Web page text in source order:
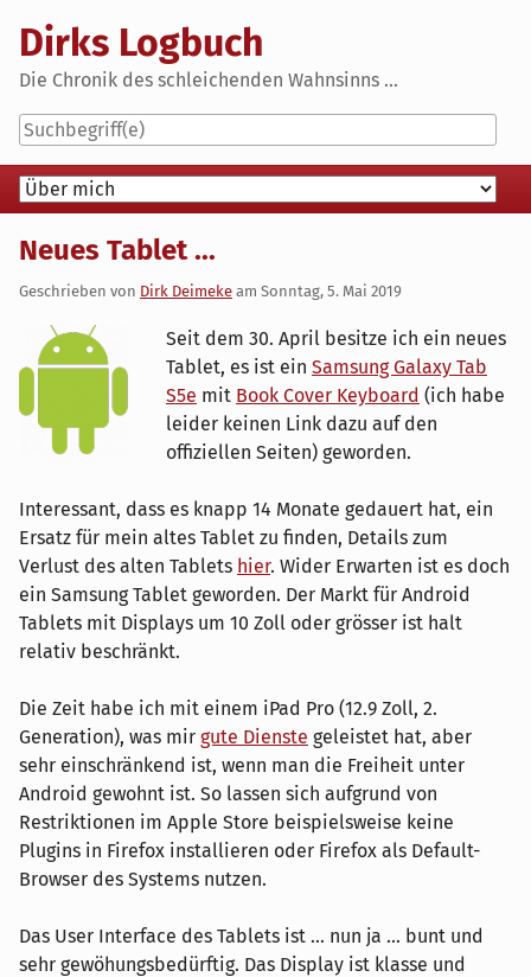
content
Dirks Logbuch
Die Chronik des schleichenden Wahnsinns ...
Navigation
Neues Tablet ...
Geschrieben von Dirk Deimeke am Sonntag, 5. Mai 2019
Seit dem 30. April besitze ich ein neues
Tablet, es ist ein Samsung Galaxy Tab
S5e mit Book Cover Keyboard (ich habe
leider keinen Link dazu auf den
offiziellen Seiten) geworden.
Interessant, dass es knapp 14 Monate gedauert hat, ein
Ersatz für mein altes Tablet zu finden, Details zum
Verlust des alten Tablets hier. Wider Erwarten ist es doch
ein Samsung Tablet geworden. Der Markt für Android
Tablets mit Displays um 10 Zoll oder grösser ist halt
relativ beschränkt.
Die Zeit habe ich mit einem iPad Pro (12.9 Zoll, 2.
Generation), was mir gute Dienste geleistet hat, aber
sehr einschränkend ist, wenn man die Freiheit unter
Android gewohnt ist. So lassen sich aufgrund von
Restriktionen im Apple Store beispielsweise keine
Plugins in Firefox installieren oder Firefox als Default-
Browser des Systems nutzen.
Das User Interface des Tablets ist ... nun ja ... bunt und
sehr gewöhungsbedürftig. Das Display ist klasse und